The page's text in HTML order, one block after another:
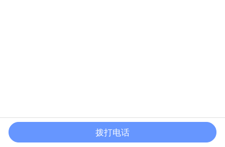
拨打电话